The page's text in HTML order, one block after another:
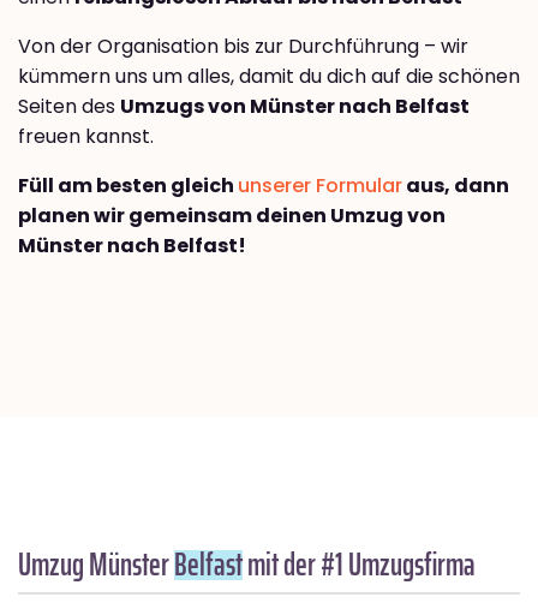
Von der Organisation bis zur Durchführung – wir
kümmern uns um alles, damit du dich auf die schönen
Seiten des Umzugs von Münster nach Belfast
freuen kannst.
Füll am besten gleich unserer Formularaus, dann
planen wir gemeinsam deinen Umzug von
Münster nach Belfast!
Umzug MünsterBelfastmit der #1 Umzugsfirma